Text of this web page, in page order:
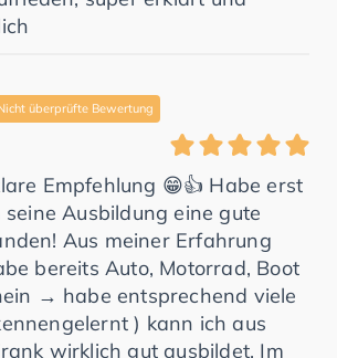
überprüfte Bewertung
Empfehlung 😁👍 Habe erst
Ausbildung eine gute
Aus meiner Erfahrung
bereits Auto, Motorrad, Boot
→ habe entsprechend viele
) kann ich aus
wirklich gut ausbildet. Im